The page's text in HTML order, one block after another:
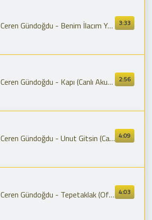
3:33
Ceren Gündoğdu - Benim İlacım Yok
2:56
Ceren Gündoğdu - Kapı (Canlı Akustik) *Azize Live Session
4:09
Ceren Gündoğdu - Unut Gitsin (Canlı Akustik)
4:03
Ceren Gündoğdu - Tepetaklak (Official Video)